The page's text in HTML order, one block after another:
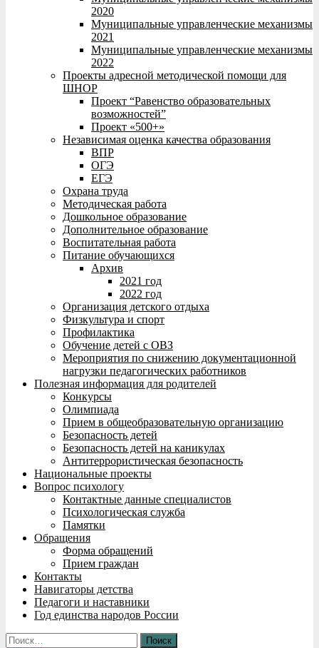
2020
Муниципальные управленческие механизмы
2021
Муниципальные управленческие механизмы
2022
Проекты адресной методической помощи для
ШНОР
Проект “Равенство образовательных
возможностей”
Проект «500+»
Независимая оценка качества образования
ВПР
ОГЭ
ЕГЭ
Охрана труда
Методическая работа
Дошкольное образование
Дополнительное образование
Воспитательная работа
Питание обучающихся
Архив
2021 год
2022 год
Организация детского отдыха
Физкультура и спорт
Профилактика
Обучение детей с ОВЗ
Мероприятия по снижению документационной
нагрузки педагогических работников
Полезная информация для родителей
Конкурсы
Олимпиада
Прием в общеобразовательную организацию
Безопасность детей
Безопасность детей на каникулах
Антитеррористическая безопасность
Национальные проекты
Вопрос психологу
Контактные данные специалистов
Психологическая служба
Памятки
Обращения
Форма обращений
Прием граждан
Контакты
Навигаторы детства
Педагоги и наставники
Год единства народов России
Найти: